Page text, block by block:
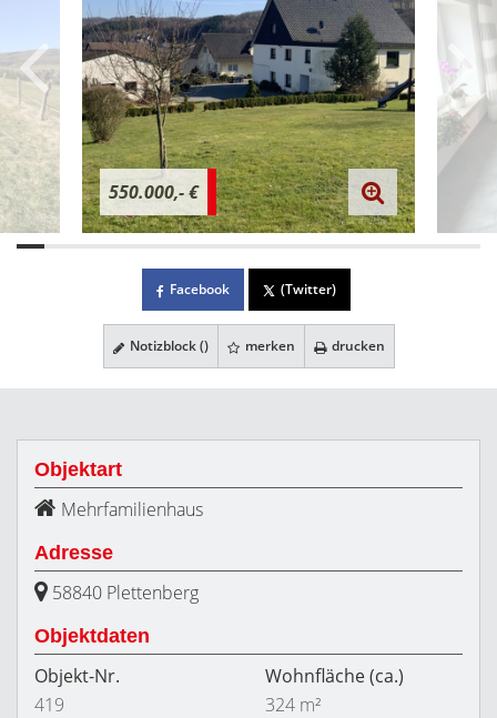
550.000,- €
Facebook (Twitter)
Notizblock () merken drucken
Objektart
Mehrfamilienhaus
Adresse
58840 Plettenberg
Objektdaten
Objekt-Nr.
419
Wohnfläche(ca.)
324 m²